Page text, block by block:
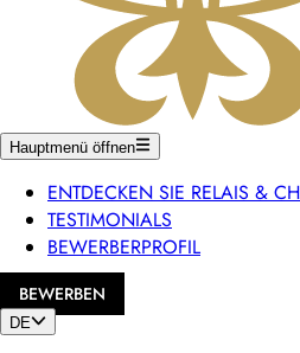
Hauptmenü öffnen
ENTDECKEN SIE RELAIS &
TESTIMONIALS
BEWERBERPROFIL
BEWERBEN
DE